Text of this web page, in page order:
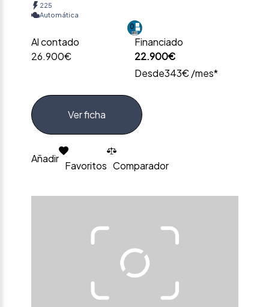
225
Automática
Al contado
26.900€
Financiado
22.900€
Desde343€ /mes*
Ver ficha
Añadir
Favoritos Comparador